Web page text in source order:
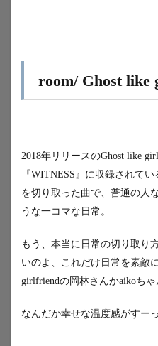
room/ Ghost like
2018年リリースのGhost like
『WITNESS』に収録されて
を切り取った曲で、普通の人
うな一コマな日常。
もう、本当に日常の切り取り
いのよ、これだけ日常を素敵
girlfriendの岡林さんかaikoち
なんだか幸せな温度感がすー